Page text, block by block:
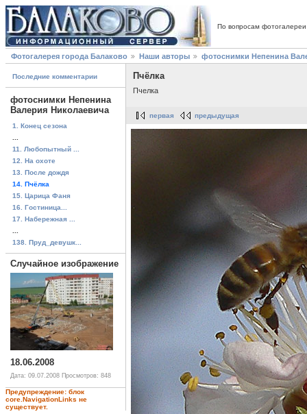
По вопросам
Фотогалерея города Балаково Наши авторы фотоснимки Непенина
Последние комментарии
фотоснимки Непенина
Валерия Николаевича
1. Конец сезона
11. Любопытный ...
12. На охоте
13. После дождя
14. Пчёлка
15. Царица Фаня
16. Гостиница...
17. Набережная ...
138. Пруд_девушк...
Случайное изображение
18.06.2008
Дата: 09.07.2008 Просмотров: 848
Предупреждение: блок
core.NavigationLinks не
существует.
Пчёлка
Пчелка
первая предыдущая